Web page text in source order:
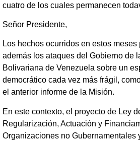
cuatro de los cuales permanecen
Señor Presidente,
Los hechos ocurridos en estos
además los ataques del Gobierno de
Bolivariana de Venezuela sobre un
democrático cada vez más frágil,
el anterior informe de la Misión.
En este contexto, el proyecto de Ley
Regularización, Actuación y
Organizaciones no Gubernamentales